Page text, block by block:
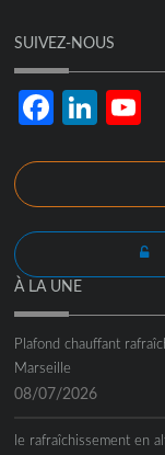
SUIVEZ-NOUS
FacebookLinkedIn
À LA UNE
Plafond chauffant
Marseille
08/07/2026
le rafraîchissement en